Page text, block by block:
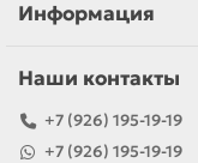
Информация
Наши контакты
+7 (926) 195-19-19
+7 (926) 195-19-19